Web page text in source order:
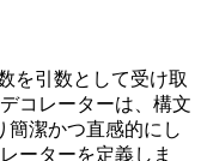
を引数として受け取
コレーターは、構文
簡潔かつ直感的にし
ーターを定義しま